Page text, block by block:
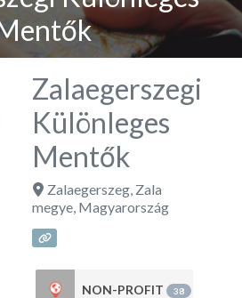
Zalaegerszegi
Különleges
Mentők
Zalaegerszeg, Zala
megye, Magyarország
NON-PROFIT 38